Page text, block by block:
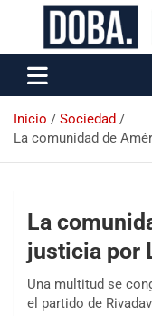
Data
Inicio
Sociedad
La comunidad de
La
justicia por
Una multitud se
el partido de